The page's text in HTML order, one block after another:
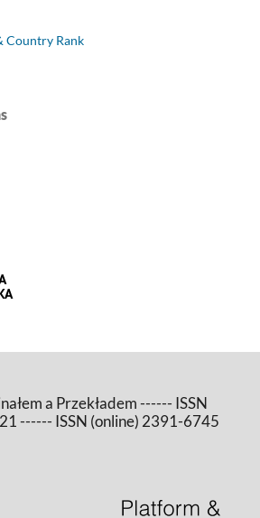
a Przekładem ------ ISSN
------ ISSN (online) 2391-6745